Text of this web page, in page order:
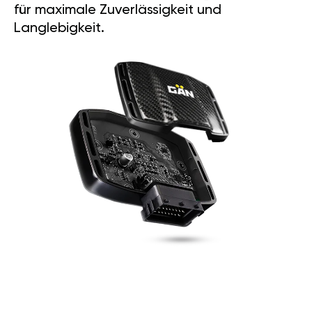
für maximale Zuverlässigkeit und
Langlebigkeit.